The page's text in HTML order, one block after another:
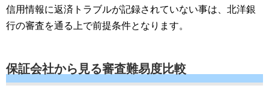
信用情報に返済トラブルが記録されていない事は、北洋銀
行の審査を通る上で前提条件となります。
保証会社から見る審査難易度比較